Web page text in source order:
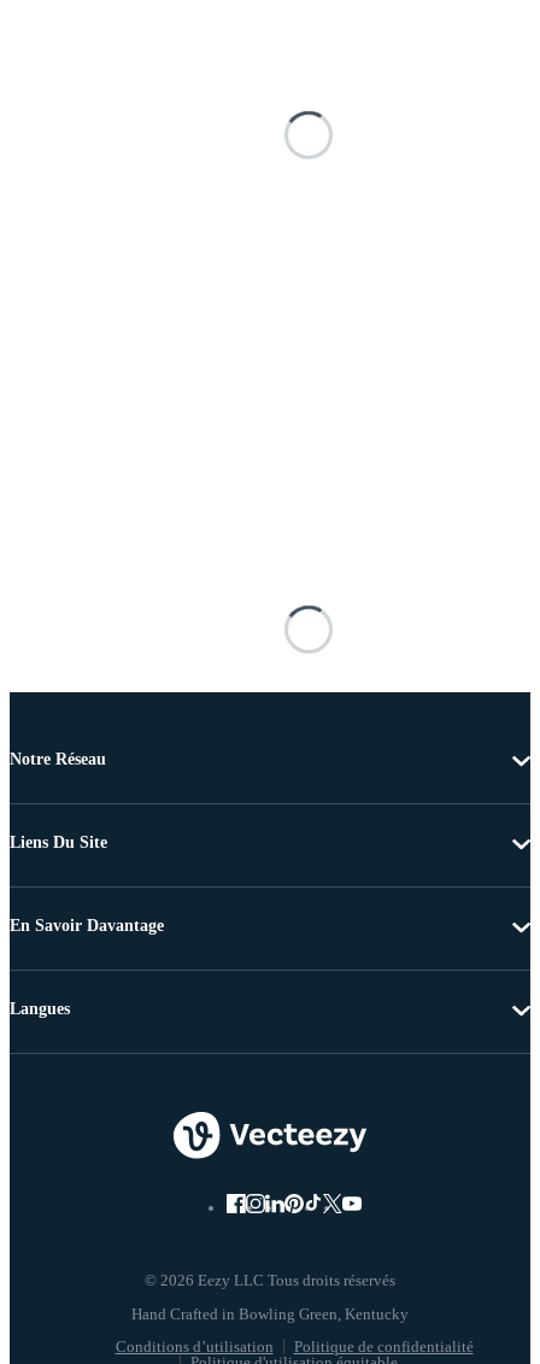
Notre Réseau
Liens Du Site
En Savoir Davantage
© 2026 Eezy LLC Tous droits réservés
Conditions d’utilisation
Politique de confidentialité
Langues